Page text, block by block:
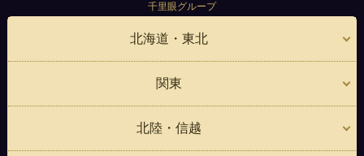
千里眼グループ
北海道・東北
関東
北陸・信越